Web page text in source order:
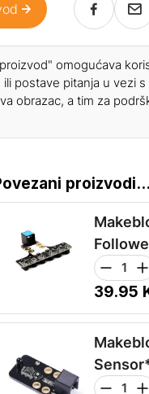
omogućava
postave pitanja u vezi
obrazac, a tim za
proizvodi...
39.95